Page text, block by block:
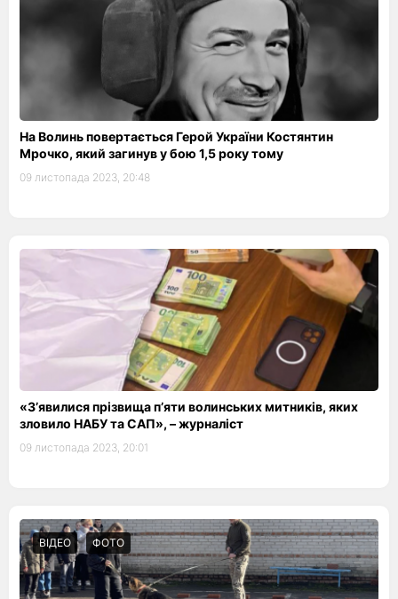
На Волинь повертається Герой України Костянтин
Мрочко, який загинув у бою 1,5 року тому
09 листопада 2023, 20:48
«З’явилися прізвища п’яти волинських митників, яких
зловило НАБУ та САП», – журналіст
09 листопада 2023, 20:01
ВІДЕО ФОТО